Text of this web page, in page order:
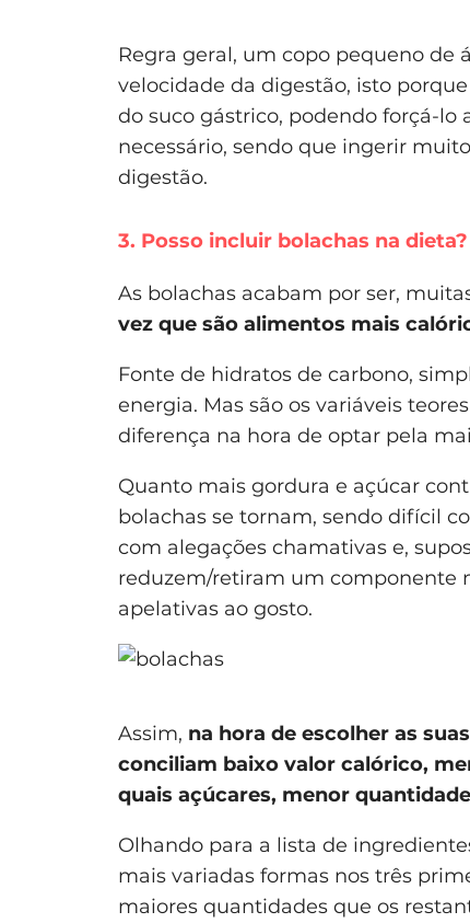
Regra geral, um copo pequeno de
velocidade da digestão, isto
do suco gástrico, podendo forçá-
necessário, sendo que ingerir
digestão.
3. Posso incluir bolachas na dieta?
As bolachas acabam por ser,
vez que são alimentos mais
Fonte de hidratos de carbono,
energia. Mas são os variáveis
diferença na hora de optar pela
Quanto mais gordura e açúcar
bolachas se tornam, sendo difícil
com alegações chamativas e,
reduzem/retiram um componente
apelativas ao gosto.
Assim, na hora de escolher as
conciliam baixo valor calórico,
quais açúcares, menor
Olhando para a lista de
mais variadas formas nos três
maiores quantidades que os